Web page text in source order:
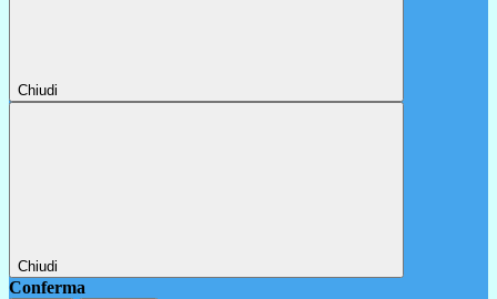
Chiudi
Chiudi
Conferma